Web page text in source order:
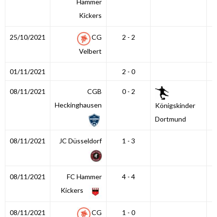
Hammer
Kickers
25/10/2021
CG
Velbert
2 - 2
01/11/2021 2 - 0
08/11/2021
CGB
Heckinghausen
0 - 2
Königskinder
Dortmund
08/11/2021 JC Düsseldorf 1 - 3
08/11/2021
FC Hammer
Kickers
4 - 4
08/11/2021
CG
1 - 0